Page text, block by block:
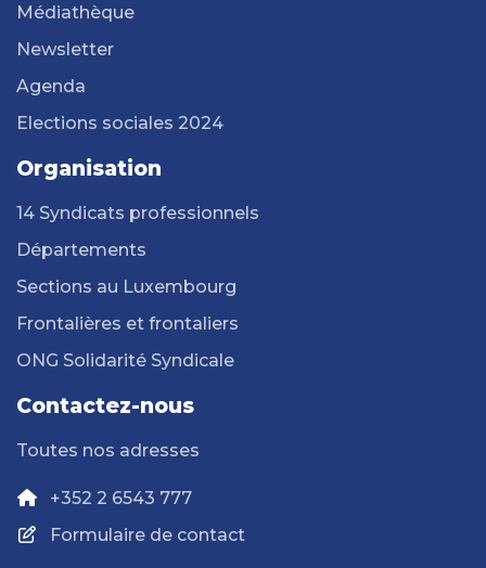
Médiathèque
Newsletter
Agenda
Elections sociales 2024
Organisation
14 Syndicats professionnels
Départements
Sections au Luxembourg
Frontalières et frontaliers
ONG Solidarité Syndicale
Contactez-nous
Toutes nos adresses
+352 2 6543 777
Formulaire de contact